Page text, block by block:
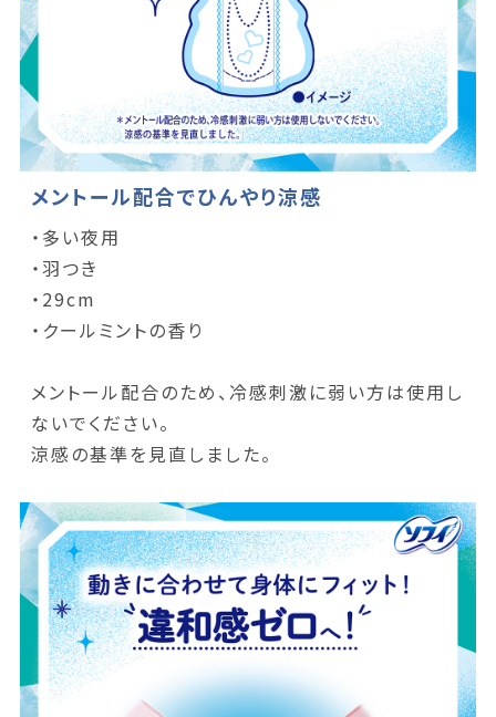
メントール配合でひんやり涼感
・多い夜用
・羽つき
・29cm
・クールミントの香り
メントール配合のため、冷感刺激に弱い方は使用し
ないでください。
涼感の基準を見直しました。